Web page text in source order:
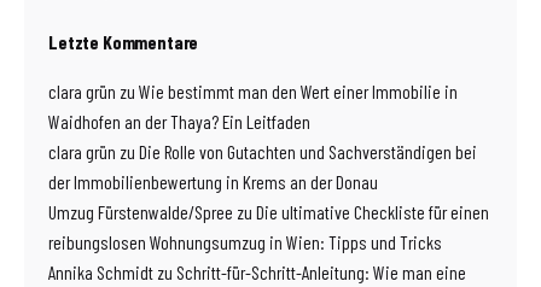
Letzte Kommentare
clara grün zu Wie bestimmt man den Wert einer Immobilie in
Waidhofen an der Thaya? Ein Leitfaden
clara grün zu Die Rolle von Gutachten und Sachverständigen bei
der Immobilienbewertung in Krems an der Donau
Umzug Fürstenwalde/Spree zu Die ultimative Checkliste für einen
reibungslosen Wohnungsumzug in Wien: Tipps und Tricks
Annika Schmidt zu Schritt-für-Schritt-Anleitung: Wie man eine